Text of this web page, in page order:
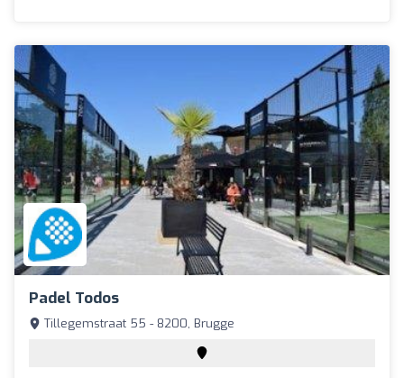
Padel Todos
Tillegemstraat 55 - 8200, Brugge